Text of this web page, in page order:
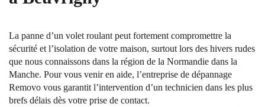
La panne d’un volet roulant peut fortement compromettre la
sécurité et l’isolation de votre maison, surtout lors des hivers rudes
que nous connaissons dans la région de la Normandie dans la
Manche. Pour vous venir en aide, l’entreprise de dépannage
Removo vous garantit l’intervention d’un technicien dans les plus
brefs délais dès votre prise de contact.